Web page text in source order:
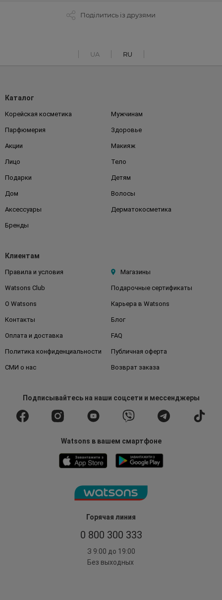
Поділитись із друзями
UA RU
Горячая линия
0 800 300 333
З 9:00 до 19:00
Без выходных
Каталог
Корейская косметика Мужчинам
Парфюмерия Здоровье
Акции Макияж
Лицо Тело
Подарки Детям
Дом Волосы
Аксессуары Дерматокосметика
Бренды
Клиентам
Правила и условия Магазины
Watsons Club Подарочные сертификаты
О Watsons Карьера в Watsons
Контакты Блог
Оплата и доставка FAQ
Политика конфиденциальности Публичная оферта
СМИ о нас Возврат заказа
Подписывайтесьна наши соцсети и мессенджеры
Watsons в вашем смартфоне